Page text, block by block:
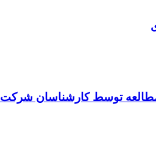
توسط کارشناسان شرکت